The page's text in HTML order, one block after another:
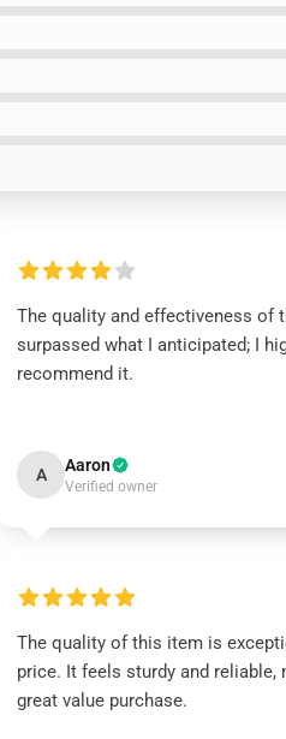
The quality and effectiveness of
surpassed what I anticipated; I
recommend it.
A Aaron
Verified owner
The quality of this item is
price. It feels sturdy and reliable,
great value purchase.